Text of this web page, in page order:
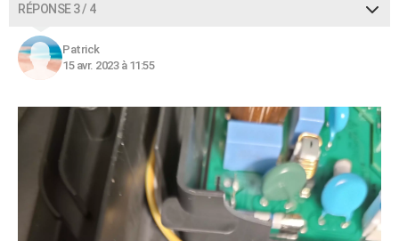
RÉPONSE 3 / 4
Patrick
15 avr. 2023 à 11:55